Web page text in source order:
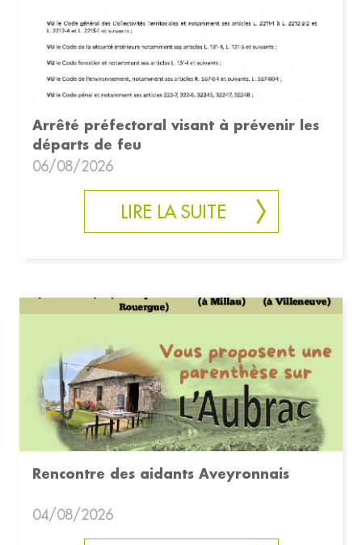
Arrêté préfectoral visant à prévenir les
départs de feu
06/08/2026
LIRE LA SUITE
Rencontre des aidants Aveyronnais
04/08/2026